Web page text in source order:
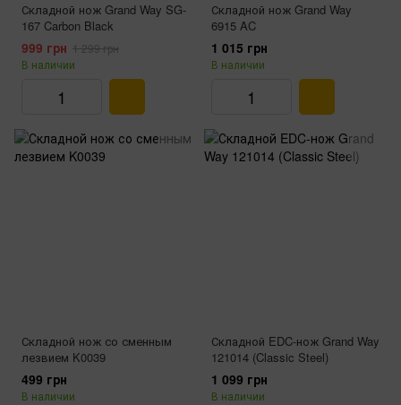
Складной нож Grand Way SG-
167 Carbon Black
999 грн 1 299 грн
В наличии
Складной нож Grand Way
6915 AC
1 015 грн
В наличии
Складной нож со сменным
лезвием K0039
499 грн
В наличии
Складной EDC-нож Grand Way
121014 (Classic Steel)
1 099 грн
В наличии